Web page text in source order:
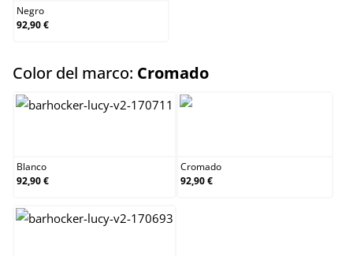
Negro
92,90 €
Color del marco: Cromadoselect
Blanco
92,90 €
Cromado
92,90 €